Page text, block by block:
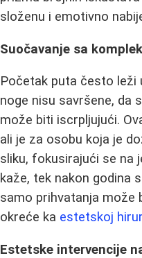
složenu i emotivno
Suočavanje sa
Početak puta često leži
noge nisu savršene, da
može biti iscrpljujući.
ali je za osobu koja je
sliku, fokusirajući se na
kaže, tek nakon godina
samo prihvatanja može
okreće ka estetskoj
Estetske intervencije